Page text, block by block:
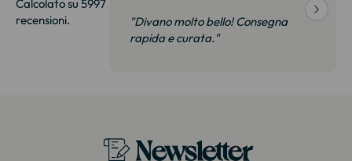
Calcolato su 5997
recensioni.
"Divano molto bello! Consegna
rapida e curata."
Newsletter